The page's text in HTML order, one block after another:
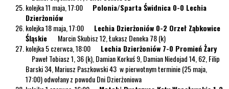
kolejka 11 maja, 17:00
Polonia/Sparta Świdnica 0-0 Lechia
Dzierżoniów
kolejka 18 maja, 17:00
Lechia Dzierżoniów 0-2 Orzeł Ząbkowice
Śląskie Marcin Skubisz 12, Łukasz Deneka 78 (k)
kolejka 5 czerwca, 18:00
Lechia Dzierżoniów 7-0 Promień Żary
Paweł Tobiasz 1, 36 (k), Damian Korkuś 9, Damian Niedojad 14, 62, Filip
Barski 34, Mariusz Paszkowski 43 w pierwotnym terminie (25 maja,
17:00) odwołany z powodu Dni Dzierżoniowa